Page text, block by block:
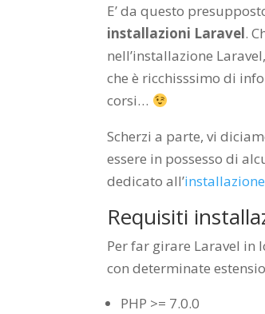
E’ da questo
installazioni Laravel.
nell’installazione
che è ricchisssimo di
corsi…
Scherzi a parte, vi
essere in possesso di
dedicato all’
Requisiti
Per far girare Laravel in
con determinate
PHP >= 7.0.0